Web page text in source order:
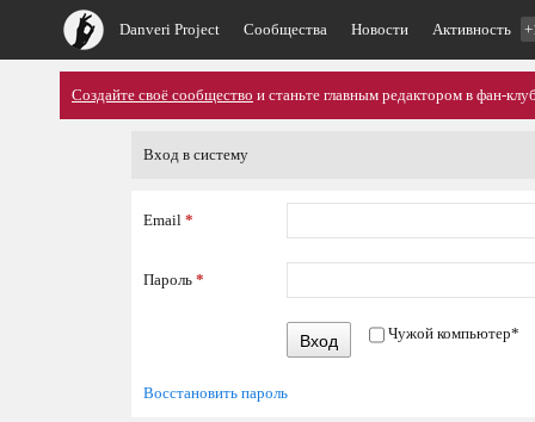
Danveri Project Сообщества Новости Активность
Создайте своё сообщество и станьте главным редактором в фан-
Вход в систему
Email *
Пароль *
Вход Чужой компьютер*
Восстановить пароль